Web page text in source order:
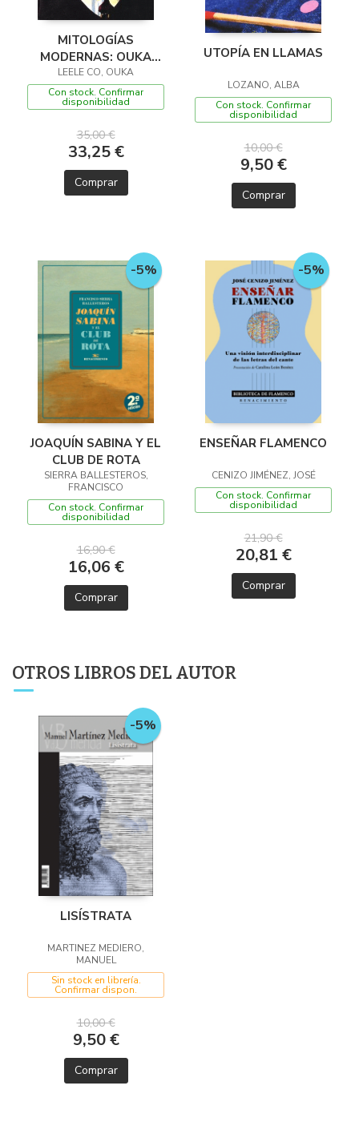
MITOLOGÍAS
MODERNAS: OUKA
LEELE & CO
LEELE CO, OUKA
Con stock. Confirmar
disponibilidad
35,00 €
33,25 €
Comprar
UTOPÍA EN LLAMAS
LOZANO, ALBA
Con stock. Confirmar
disponibilidad
10,00 €
9,50 €
Comprar
-5%
JOAQUÍN SABINA Y EL
CLUB DE ROTA
SIERRA BALLESTEROS,
FRANCISCO
Con stock. Confirmar
disponibilidad
16,90 €
16,06 €
Comprar
-5%
ENSEÑAR FLAMENCO
CENIZO JIMÉNEZ, JOSÉ
Con stock. Confirmar
disponibilidad
21,90 €
20,81 €
Comprar
OTROS LIBROS DEL AUTOR
-5%
LISÍSTRATA
MARTINEZ MEDIERO,
MANUEL
Sin stock en librería.
Confirmar dispon.
10,00 €
9,50 €
Comprar